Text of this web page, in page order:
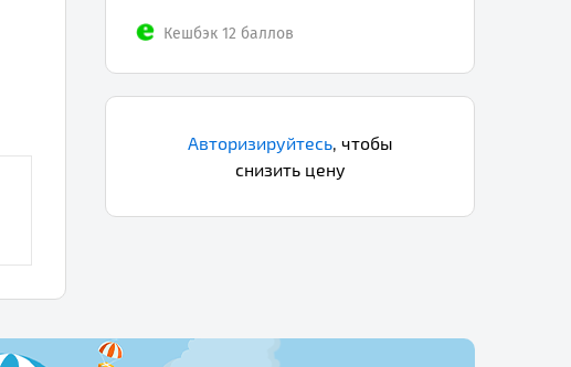
Кешбэк 12 баллов
Авторизируйтесь, чтобы
снизить цену